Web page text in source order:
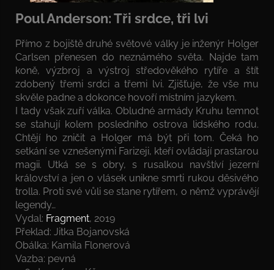
Poul Anderson: Tři srdce, tři lvi
Přímo z bojiště druhé světové války je inženýr Holger
Carlsen přenesen do neznámého světa. Najde tam
koně, výzbroj a výstroj středověkého rytíře a štít
zdobený třemi srdci a třemi lvi. Zjišťuje, že vše mu
skvěle padne a dokonce hovoří místním jazykem.
I tady však zuří válka. Obludné armády Kruhu temnot
se stahují kolem posledního ostrova lidského rodu.
Chtějí ho zničit a Holger má být při tom. Čeká ho
setkání se vznešenými Farizeji, kteří ovládají prastarou
magii. Utká se s obry, s rusalkou navštíví jezerní
království a jen o vlásek unikne smrti rukou děsivého
trolla. Proti své vůli se stane rytířem, o němž vyprávějí
legendy…
Vydal: Fragment, 2019
Překlad: Jitka Bojanovská
Obálka: Kamila Flonerová
Vazba: pevná